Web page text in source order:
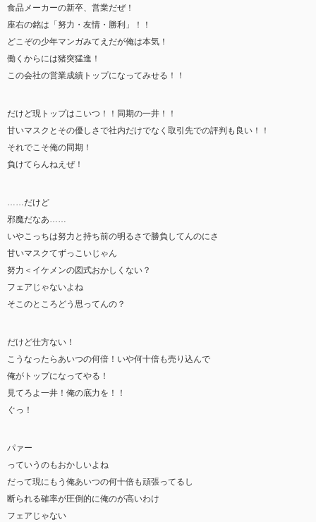
食品メーカーの新卒、営業だぜ！
座右の銘は「努力・友情・勝利」！！
どこぞの少年マンガみてえだが俺は本気！
働くからには猪突猛進！
この会社の営業成績トップになってみせる！！
だけど現トップはこいつ！！同期の一井！！
甘いマスクとその優しさで社内だけでなく取引先での評判も良い！！
それでこそ俺の同期！
負けてらんねえぜ！
……だけど
邪魔だなあ……
いやこっちは努力と持ち前の明るさで勝負してんのにさ
甘いマスクてずっこいじゃん
努力＜イケメンの図式おかしくない？
フェアじゃないよね
そこのところどう思ってんの？
だけど仕方ない！
こうなったらあいつの何倍！いや何十倍も売り込んで
俺がトップになってやる！
見てろよ一井！俺の底力を！！
ぐっ！
パァー
っていうのもおかしいよね
だって現にもう俺あいつの何十倍も頑張ってるし
断られる確率が圧倒的に俺のが高いわけ
フェアじゃない